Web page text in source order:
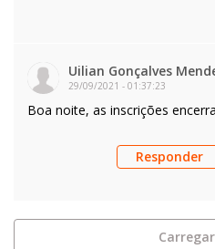
Uilian Gonçalves
29/09/2021 - 01:37:23
Boa noite, as inscrições
Responder